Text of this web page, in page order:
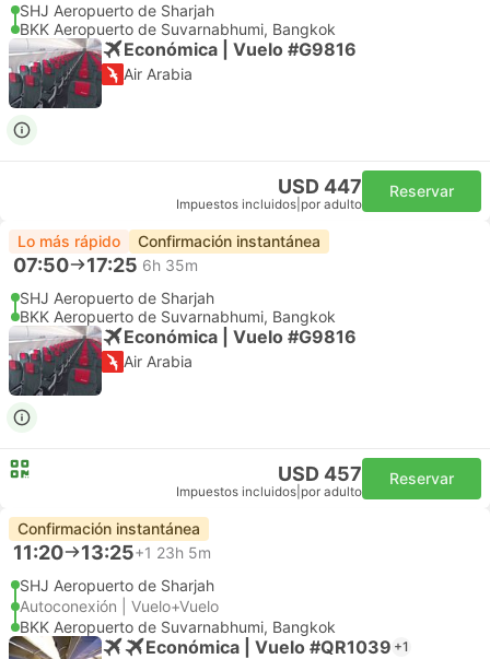
SHJ Aeropuerto de Sharjah
BKK Aeropuerto de Suvarnabhumi, Bangkok
Económica | Vuelo #G9816
Air Arabia
USD 447
Impuestos incluidos por adulto
Reservar
Lo más rápido Confirmación instantánea
07:50 17:25 6h 35m
SHJ Aeropuerto de Sharjah
BKK Aeropuerto de Suvarnabhumi, Bangkok
Económica | Vuelo #G9816
Air Arabia
USD 457
Impuestos incluidos por adulto
Reservar
Confirmación instantánea
11:20 13:25+1 23h 5m
SHJ Aeropuerto de Sharjah
Autoconexión | Vuelo+Vuelo
BKK Aeropuerto de Suvarnabhumi, Bangkok
Económica | Vuelo #QR1039 +1